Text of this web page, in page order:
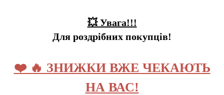
💥 Увага!!!
Для роздрібних покупців!
❤️ 🔥 ЗНИЖКИ ВЖЕ ЧЕКАЮТЬ
НА ВАС!